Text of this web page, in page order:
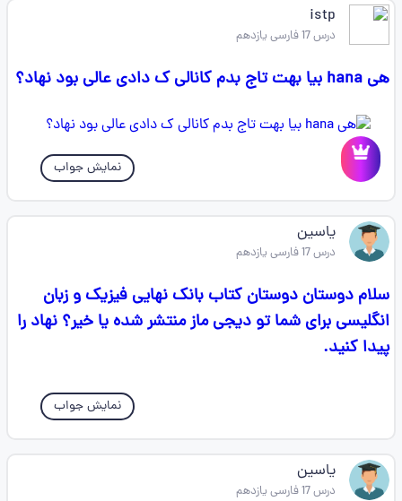
istp
درس 17 فارسی یازدهم
هی hana بیا بهت تاج بدم کانالی ک دادی عالی بود نهاد؟
نمایش جواب
یاسین
درس 17 فارسی یازدهم
سلام دوستان دوستان کتاب بانک نهایی فیزیک و زبان
انگلیسی برای شما تو دیجی ماز منتشر شده یا خیر؟ نهاد را
پیدا کنید.
نمایش جواب
یاسین
درس 17 فارسی یازدهم